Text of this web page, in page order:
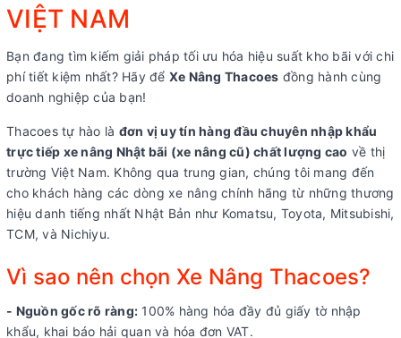
VIỆT NAM
Bạn đang tìm kiếm giải pháp tối ưu hóa hiệu suất kho bãi với chi
phí tiết kiệm nhất? Hãy để Xe Nâng Thacoes đồng hành cùng
doanh nghiệp của bạn!
Thacoes tự hào là đơn vị uy tín hàng đầu chuyên nhập khẩu
trực tiếp xe nâng Nhật bãi (xe nâng cũ) chất lượng cao về thị
trường Việt Nam. Không qua trung gian, chúng tôi mang đến
cho khách hàng các dòng xe nâng chính hãng từ những thương
hiệu danh tiếng nhất Nhật Bản như Komatsu, Toyota, Mitsubishi,
TCM, và Nichiyu.
Vì sao nên chọn Xe Nâng Thacoes?
- Nguồn gốc rõ ràng: 100% hàng hóa đầy đủ giấy tờ nhập
khẩu, khai báo hải quan và hóa đơn VAT.